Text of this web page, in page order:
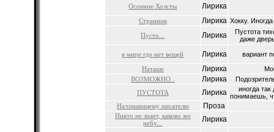
Осенние Холсты
Лирика
Странник Лирика Хокку. Иногда
Пусто...
Лирика
Пустота
даже
в мире где нет вещей Лирика
вариант
Наташе
Лирика
ВОЗМОЖНО..
Лирика
ПУСТОТА
Лирика
иногда
понимаешь,
Начинающему писателю
Проза
Никто не знает, каково же
небу...
Лирика